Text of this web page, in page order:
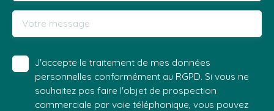
Votre message
J'accepte le traitement de mes données
personnelles conformément au RGPD. Si vous ne
souhaitez pas faire l'objet de prospection
commerciale par voie téléphonique, vous pouvez